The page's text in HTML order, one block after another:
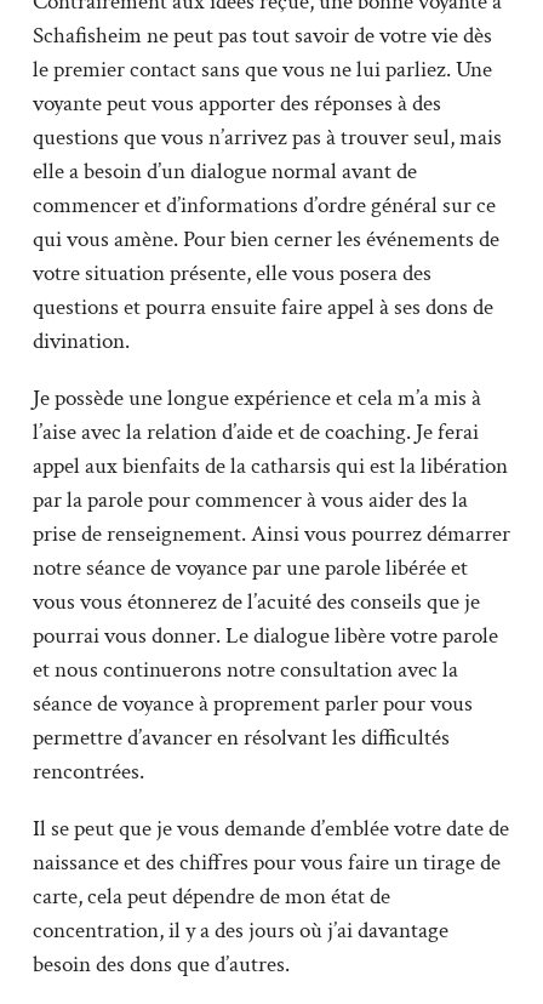
Schafisheim ne peut pas tout savoir de votre vie dès
le premier contact sans que vous ne lui parliez. Une
voyante peut vous apporter des réponses à des
questions que vous n’arrivez pas à trouver seul, mais
elle a besoin d’un dialogue normal avant de
commencer et d’informations d’ordre général sur ce
qui vous amène. Pour bien cerner les événements de
votre situation présente, elle vous posera des
questions et pourra ensuite faire appel à ses dons de
divination.
Je possède une longue expérience et cela m’a mis à
l’aise avec la relation d’aide et de coaching. Je ferai
appel aux bienfaits de la catharsis qui est la libération
par la parole pour commencer à vous aider des la
prise de renseignement. Ainsi vous pourrez démarrer
notre séance de voyance par une parole libérée et
vous vous étonnerez de l’acuité des conseils que je
pourrai vous donner. Le dialogue libère votre parole
et nous continuerons notre consultation avec la
séance de voyance à proprement parler pour vous
permettre d’avancer en résolvant les difficultés
rencontrées.
Il se peut que je vous demande d’emblée votre date de
naissance et des chiffres pour vous faire un tirage de
carte, cela peut dépendre de mon état de
concentration, il y a des jours où j’ai davantage
besoin des dons que d’autres.